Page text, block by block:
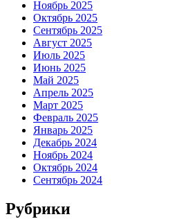
Ноябрь 2025
Октябрь 2025
Сентябрь 2025
Август 2025
Июль 2025
Июнь 2025
Май 2025
Апрель 2025
Март 2025
Февраль 2025
Январь 2025
Декабрь 2024
Ноябрь 2024
Октябрь 2024
Сентябрь 2024
Рубрики